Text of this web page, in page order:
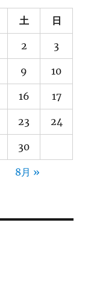
土 日
2 3
9 10
16 17
23 24
30
8月 »